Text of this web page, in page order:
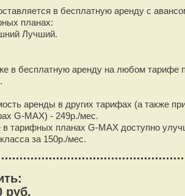
в бесплатную аренду с
планах:
Лучший.
в бесплатную аренду на любом тарифе
аренды в других тарифах (а также
G-MAX) - 249р./мес.
в тарифных планах G-MAX доступно
за 150р./мес.
руб.